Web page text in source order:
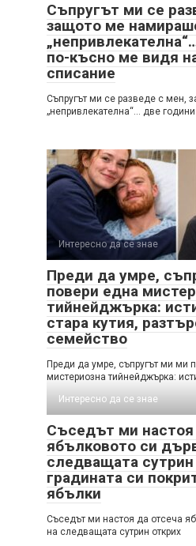
Съпругът ми се
защото ме
по-късно ме видя
списание
Съпругът ми се разведе с мен,
„непривлекателна“… две
Интересно да се знае
Преди да умре,
повери една
тийнейджърка:
стара кутия,
семейство
Преди да умре, съпругът ми ми
мистериозна тийнейджърка:
Интересно да се знае
Съседът ми настоя
ябълковото си
следващата сутрин
градината си
ябълки
Съседът ми настоя да отсеча
на следващата сутрин открих